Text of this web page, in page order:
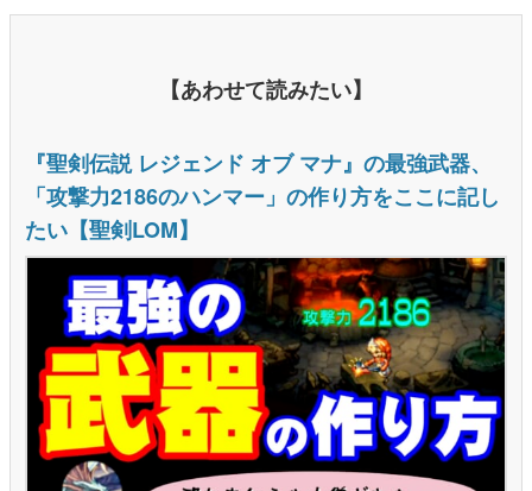
【あわせて読みたい】